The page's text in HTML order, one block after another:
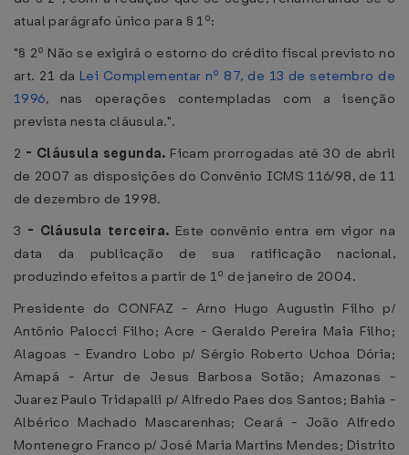
atual parágrafo único para § 1º:
"§ 2º Não se exigirá o estorno do crédito fiscal previsto no
art. 21 da Lei Complementar nº 87, de 13 de setembro de
1996, nas operações contempladas com a isenção
prevista nesta cláusula.".
2 - Cláusula segunda. Ficam prorrogadas até 30 de abril
de 2007 as disposições do Convênio ICMS 116/98, de 11
de dezembro de 1998.
3 - Cláusula terceira. Este convênio entra em vigor na
data da publicação de sua ratificação nacional,
produzindo efeitos a partir de 1º de janeiro de 2004.
Presidente do CONFAZ - Arno Hugo Augustin Filho p/
Antônio Palocci Filho; Acre - Geraldo Pereira Maia Filho;
Alagoas - Evandro Lobo p/ Sérgio Roberto Uchoa Dória;
Amapá - Artur de Jesus Barbosa Sotão; Amazonas -
Juarez Paulo Tridapalli p/ Alfredo Paes dos Santos; Bahia -
Albérico Machado Mascarenhas; Ceará - João Alfredo
Montenegro Franco p/ José Maria Martins Mendes; Distrito